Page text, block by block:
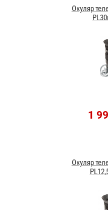
Окуляр
1
Окуляр